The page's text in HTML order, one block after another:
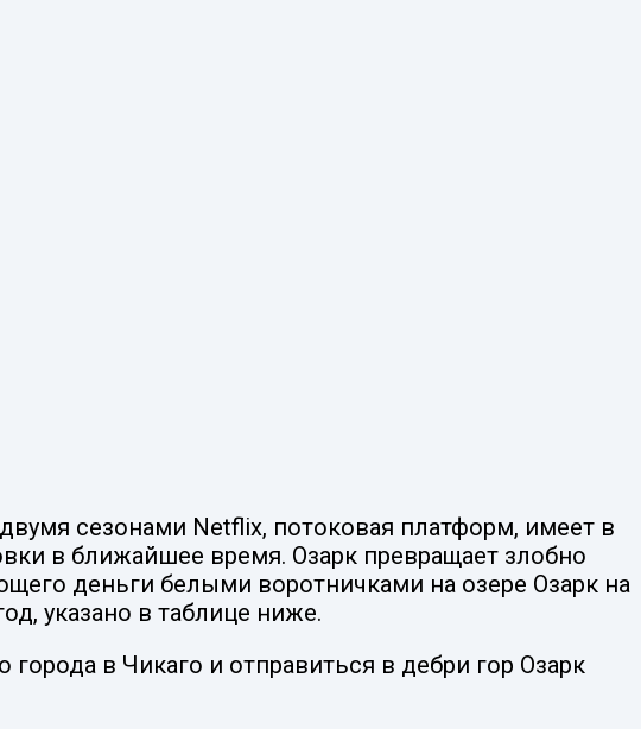
сезонами Netflix, потоковая платформ, имеет в
в ближайшее время. Озарк превращает злобно
деньги белыми воротничками на озере Озарк на
указано в таблице ниже.
в Чикаго и отправиться в дебри гор Озарк